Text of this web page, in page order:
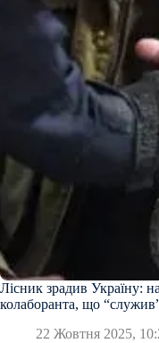
Лісник зрадив Україну:
колаборанта, що
22 Жовтня 2025,